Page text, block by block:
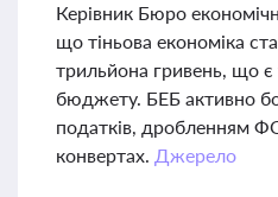
Керівник Бюро
що тіньова економіка
трильйона гривень, що
бюджету. БЕБ активно
податків, дробленням
конвертах. Джерело